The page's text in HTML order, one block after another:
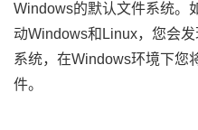
Windows的默认文件系统。
动Windows和Linux，您会
系统，在Windows环境下您
件。